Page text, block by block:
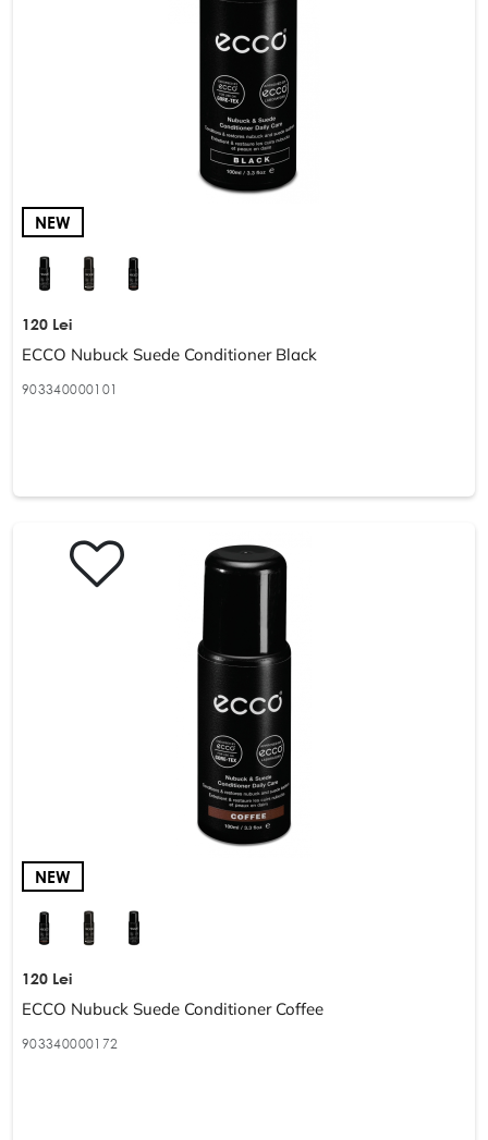
NEW
120 Lei
ECCO Nubuck Suede Conditioner Black
903340000101
NEW
120 Lei
ECCO Nubuck Suede Conditioner Coffee
903340000172